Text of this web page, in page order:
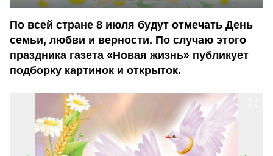
По всей стране 8 июля будут отмечать День
семьи, любви и верности. По случаю этого
праздника газета «Новая жизнь» публикует
подборку картинок и открыток.